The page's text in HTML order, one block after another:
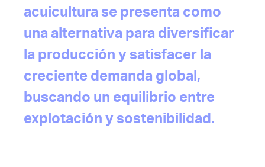
acuicultura se presenta como
una alternativa para diversificar
la producción y satisfacer la
creciente demanda global,
buscando un equilibrio entre
explotación y sostenibilidad.